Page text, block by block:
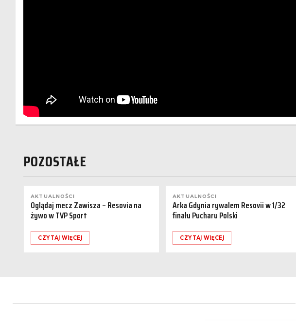
POZOSTAŁE
AKTUALNOŚCI
Oglądaj mecz Zawisza – Resovia na
żywo w TVP Sport
CZYTAJ WIĘCEJ
AKTUALNOŚCI
Arka Gdynia rywalem Resovii w 1/32
finału Pucharu Polski
CZYTAJ WIĘCEJ